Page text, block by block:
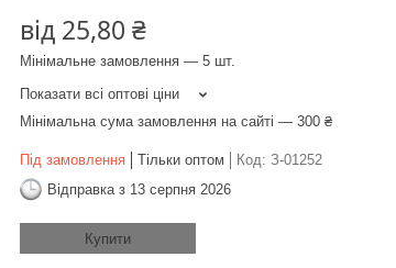
від 25,80 ₴
Мінімальне замовлення — 5 шт.
Показати всі оптові ціни
Мінімальна сума замовлення на сайті — 300 ₴
Під замовлення Тільки оптом Код: З-01252
Відправка з 13 серпня 2026
Купити